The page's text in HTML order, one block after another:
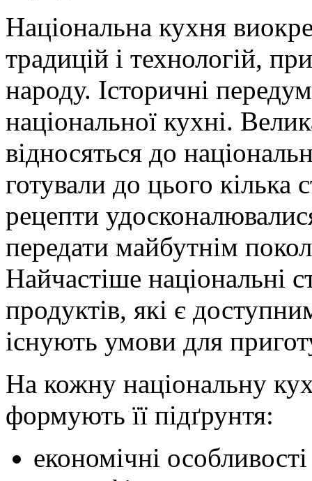
Національна кухня
традицій і технологій,
народу. Історичні
національної кухні.
відносяться до
готували до цього кілька
рецепти
передати майбутнім
Найчастіше національні
продуктів, які є
існують умови для
На кожну національну
формують її підґрунтя:
економічні